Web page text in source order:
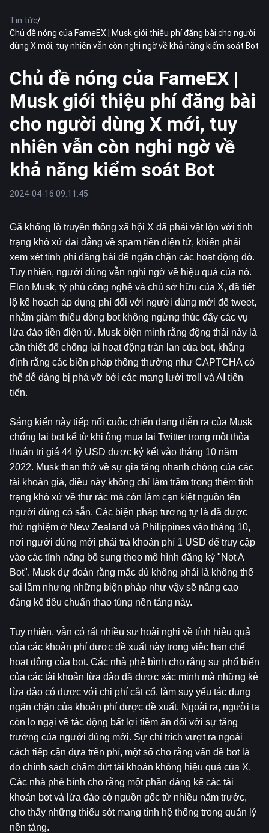
Tin tức/
Chủ đề nóng của FameEX | Musk giới thiệu phí đăng bài cho người
dùng X mới, tuy nhiên vẫn còn nghi ngờ về khả năng kiểm soát Bot
Chủ đề nóng của FameEX |
Musk giới thiệu phí đăng bài
cho người dùng X mới, tuy
nhiên vẫn còn nghi ngờ về
khả năng kiểm soát Bot
2024-04-16 09:11:45
Gã khổng lồ truyền thông xã hội X đã phải vật lộn với tình
trạng khó xử dai dẳng về spam tiền điện tử, khiến phải
xem xét tính phí đăng bài để ngăn chặn các hoạt động đó.
Tuy nhiên, người dùng vẫn nghi ngờ về hiệu quả của nó.
Elon Musk, tỷ phú công nghệ và chủ sở hữu của X, đã tiết
lộ kế hoạch áp dụng phí đối với người dùng mới để tweet,
nhằm giảm thiểu dòng bot không ngừng thúc đẩy các vụ
lừa đảo tiền điện tử. Musk biện minh rằng động thái này là
cần thiết để chống lại hoạt động tràn lan của bot, khẳng
định rằng các biện pháp thông thường như CAPTCHA có
thể dễ dàng bị phá vỡ bởi các mạng lưới troll và AI tiên
tiến.
Sáng kiến ​​này tiếp nối cuộc chiến đang diễn ra của Musk
chống lại bot kể từ khi ông mua lại Twitter trong một thỏa
thuận trị giá 44 tỷ USD được ký kết vào tháng 10 năm
2022. Musk than thở về sự gia tăng nhanh chóng của các
tài khoản giả, điều này không chỉ làm trầm trọng thêm tình
trạng khó xử về thư rác mà còn làm cạn kiệt nguồn tên
người dùng có sẵn. Các biện pháp tương tự là đã được
thử nghiệm ở New Zealand và Philippines vào tháng 10,
nơi người dùng mới phải trả khoản phí 1 USD để truy cập
vào các tính năng bổ sung theo mô hình đăng ký "Not A
Bot". Musk dự đoán rằng mặc dù không phải là không thể
sai lầm nhưng những biện pháp như vậy sẽ nâng cao
đáng kể tiêu chuẩn thao túng nền tảng này.
Tuy nhiên, vẫn có rất nhiều sự hoài nghi về tính hiệu quả
của các khoản phí được đề xuất này trong việc hạn chế
hoạt động của bot. Các nhà phê bình cho rằng sự phổ biến
của các tài khoản lừa đảo đã được xác minh mà những kẻ
lừa đảo có được với chi phí cắt cổ, làm suy yếu tác dụng
ngăn chặn của khoản phí được đề xuất. Ngoài ra, người ta
còn lo ngại về tác động bất lợi tiềm ẩn đối với sự tăng
trưởng của người dùng mới. Sự chỉ trích vượt ra ngoài
cách tiếp cận dựa trên phí, một số cho rằng vấn đề bot là
do chính sách chấm dứt tài khoản không hiệu quả của X.
Các nhà phê bình cho rằng một phần đáng kể các tài
khoản bot và lừa đảo có nguồn gốc từ nhiều năm trước,
cho thấy những thiếu sót mang tính hệ thống trong quản lý
nền tảng.